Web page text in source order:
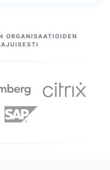
ORGANISAATIOIDEN